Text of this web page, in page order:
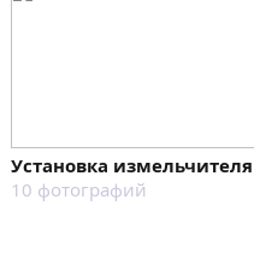
Установка измельчителя
10 фотографий